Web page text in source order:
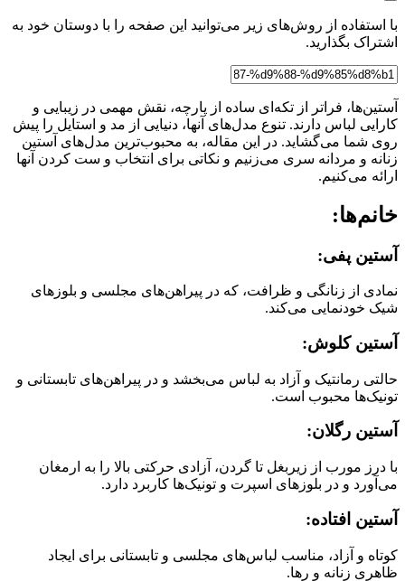
با استفاده از روش‌های زیر می‌توانید این صفحه را با دوستان خود به
اشتراک بگذارید.
آستین‌ها، فراتر از تکه‌ای ساده از پارچه، نقش مهمی در زیبایی و
کارایی لباس دارند. تنوع مدل‌های آنها، دنیایی از مد و استایل را پیش
روی شما می‌گشاید. در این مقاله، به محبوب‌ترین مدل‌های آستین
زنانه و مردانه سری می‌زنیم و نکاتی برای انتخاب و ست کردن آنها
ارائه می‌کنیم.
خانم‌ها:
آستین پفی:
نمادی از زنانگی و ظرافت، که در پیراهن‌های مجلسی و بلوزهای
شیک خودنمایی می‌کند.
آستین کلوش:
حالتی رمانتیک و آزاد به لباس می‌بخشد و در پیراهن‌های تابستانی و
تونیک‌ها محبوب است.
آستین رگلان:
با درز مورب از زیربغل تا گردن، آزادی حرکتی بالا را به ارمغان
می‌آورد و در بلوزهای اسپرت و تونیک‌ها کاربرد دارد.
آستین افتاده:
کوتاه و آزاد، مناسب لباس‌های مجلسی و تابستانی برای ایجاد
ظاهری زنانه و رها.